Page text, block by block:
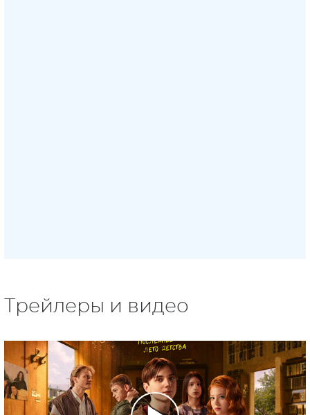
Трейлеры и видео